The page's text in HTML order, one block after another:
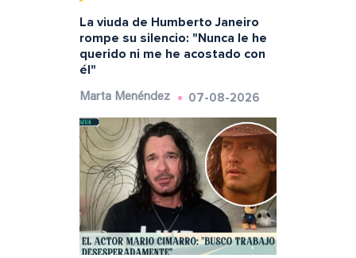
La viuda de Humberto Janeiro
rompe su silencio: "Nunca le he
querido ni me he acostado con
él"
Marta Menéndez 07-08-2026